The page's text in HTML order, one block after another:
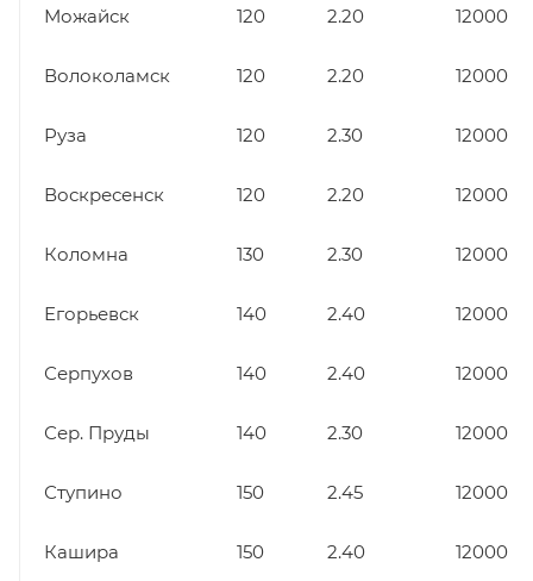
Можайск 120 2.20 12000
Волоколамск 120 2.20 12000
Руза 120 2.30 12000
Воскресенск 120 2.20 12000
Коломна 130 2.30 12000
Егорьевск 140 2.40 12000
Серпухов 140 2.40 12000
Сер. Пруды 140 2.30 12000
Ступино 150 2.45 12000
Кашира 150 2.40 12000